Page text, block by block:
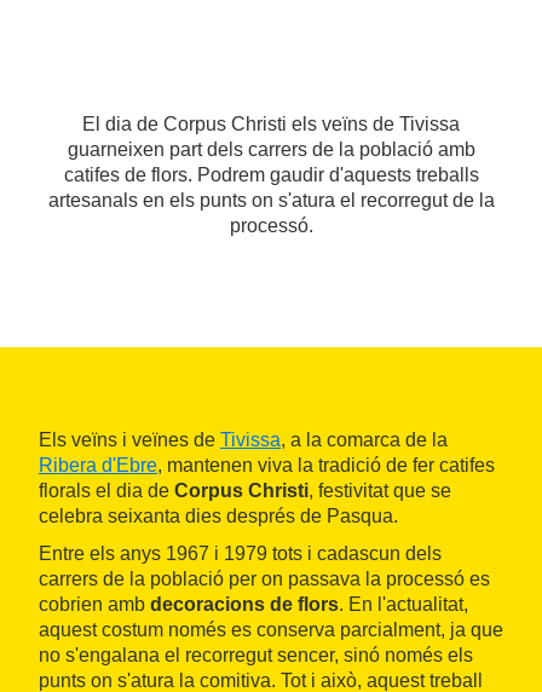
El dia de Corpus Christi els veïns de Tivissa
guarneixen part dels carrers de la població amb
catifes de flors. Podrem gaudir d'aquests treballs
artesanals en els punts on s'atura el recorregut de la
processó.
Els veïns i veïnes de Tivissa, a la comarca de la
Ribera d'Ebre, mantenen viva la tradició de fer catifes
florals el dia de Corpus Christi, festivitat que se
celebra seixanta dies després de Pasqua.
Entre els anys 1967 i 1979 tots i cadascun dels
carrers de la població per on passava la processó es
cobrien amb decoracions de flors. En l'actualitat,
aquest costum només es conserva parcialment, ja que
no s'engalana el recorregut sencer, sinó només els
punts on s'atura la comitiva. Tot i això, aquest treball